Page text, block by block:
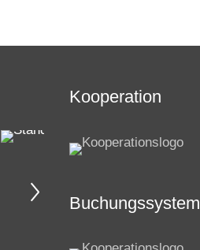
Kooperation
Buchungssystem